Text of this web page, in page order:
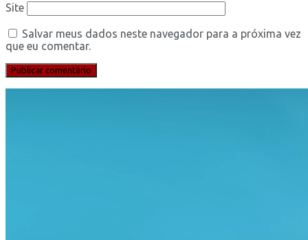
Site
Salvar meus dados neste navegador para a próxima vez
que eu comentar.